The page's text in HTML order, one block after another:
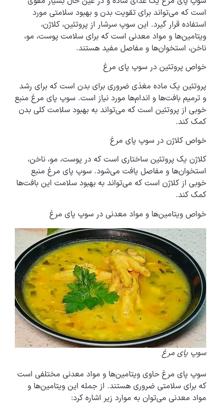
است که می‌تواند برای تقویت بدن و بهبود سلامتی مورد
استفاده قرار گیرد. این سوپ سرشار از پروتئین، کلاژن،
ویتامین‌ها و مواد معدنی است که برای سلامت پوست، مو،
ناخن، استخوان‌ها و مفاصل مفید هستند.
خواص پروتئین در سوپ پای مرغ
پروتئین یک ماده مغذی ضروری برای بدن است که برای رشد
و ترمیم بافت‌ها و اندام‌ها مورد نیاز است. سوپ پای مرغ منبع
خوبی از پروتئین است که می‌تواند به بهبود سلامت کلی بدن
کمک کند.
خواص کلاژن در سوپ پای مرغ
کلاژن یک پروتئین ساختاری است که در پوست، مو، ناخن،
استخوان‌ها و مفاصل یافت می‌شود. سوپ پای مرغ منبع
خوبی از کلاژن است که می‌تواند به بهبود سلامت این بافت‌ها
کمک کند.
خواص ویتامین‌ها و مواد معدنی در سوپ پای مرغ
سوپ پای مرغ
سوپ پای مرغ حاوی ویتامین‌ها و مواد معدنی مختلفی است
که برای سلامتی ضروری هستند. از جمله این ویتامین‌ها و
مواد معدنی می‌توان به موارد زیر اشاره کرد: